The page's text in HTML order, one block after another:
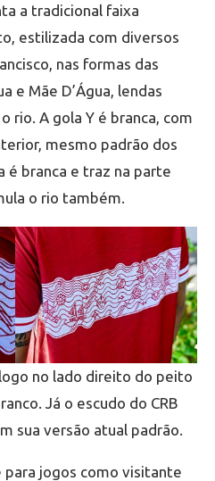
a tradicional faixa
estilizada com diversos
nas formas das
e Mãe D’Água, lendas
rio. A gola Y é branca, com
mesmo padrão dos
é branca e traz na parte
o rio também.
no lado direito do peito
Já o escudo do CRB
sua versão atual padrão.
jogos como visitante